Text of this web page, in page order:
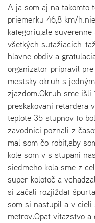
A ja som aj na takomto
priemerku 46,8 km/
kategoriu,ale
všetkých sutažiacich-
hlavne obdiv a
organizator pripravil
mestsky okruh s
zjazdom.Okruh sme išli
preskakovani retardera
teplote 35 stupnov to
zavodnici poznali z
mal som čo robit,aby
kole som v s stupani
siedmeho kola sme z
super kolotoč a
si začali rozjiždat
som si nastupil a v
metrov.Opat vitazstvo